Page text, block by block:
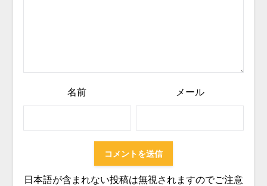
名前 メール
日本語が含まれない投稿は無視されますのでご注意